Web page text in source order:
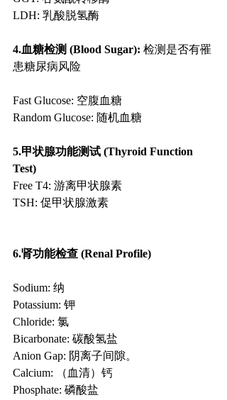
LDH: 乳酸脱氢酶
4.血糖检测 (Blood Sugar): 检测是否有罹
患糖尿病风险
Fast Glucose: 空腹血糖
Random Glucose: 随机血糖
5.甲状腺功能测试 (Thyroid Function
Test)
Free T4: 游离甲状腺素
TSH: 促甲状腺激素
6.肾功能检查 (Renal Profile)
Sodium: 纳
Potassium: 钾
Chloride: 氯
Bicarbonate: 碳酸氢盐
Anion Gap: 阴离子间隙。
Calcium: （血清）钙
Phosphate: 磷酸盐